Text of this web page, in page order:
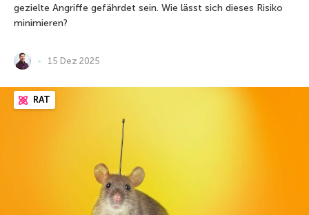
gezielte Angriffe gefährdet sein. Wie lässt sich dieses Risiko
minimieren?
15 Dez 2025
RAT